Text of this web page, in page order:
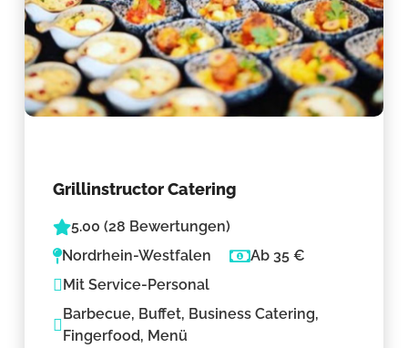
Grillinstructor Catering
5.00 (28 Bewertungen)
Nordrhein-Westfalen
Ab 35 €
Mit Service-Personal
Barbecue, Buffet, Business Catering,
Fingerfood, Menü